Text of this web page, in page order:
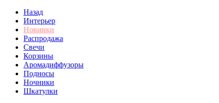
Назад
Интерьер
Новинки
Распродажа
Свечи
Корзины
Аромадиффузоры
Подносы
Ночники
Шкатулки